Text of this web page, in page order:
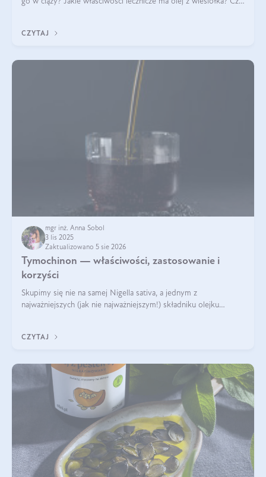
CZYTAJ
mgr inż. Anna Sobol
3 lis 2025
Zaktualizowano 5 sie 2026
Tymochinon — właściwości, zastosowanie i
korzyści
Skupimy się nie na samej Nigella sativa, a jednym z
najważniejszych (jak nie najważniejszym!) składniku olejku
CZYTAJ